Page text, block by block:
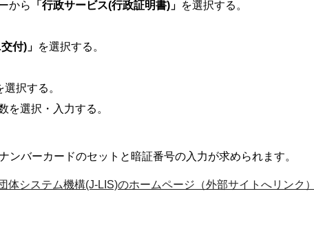
から 「行政サービス(行政証明書)」 を選択する。
付)」 を選択する。
選択する。
を選択・入力する。
ンバーカードのセットと暗証番号の入力が求められます。
体システム機構(J-LIS)のホームページ（外部サイトへリンク